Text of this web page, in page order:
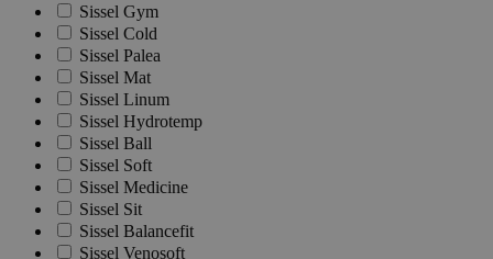
Sissel Gym
Sissel Cold
Sissel Palea
Sissel Mat
Sissel Linum
Sissel Hydrotemp
Sissel Ball
Sissel Soft
Sissel Medicine
Sissel Sit
Sissel Balancefit
Sissel Venosoft